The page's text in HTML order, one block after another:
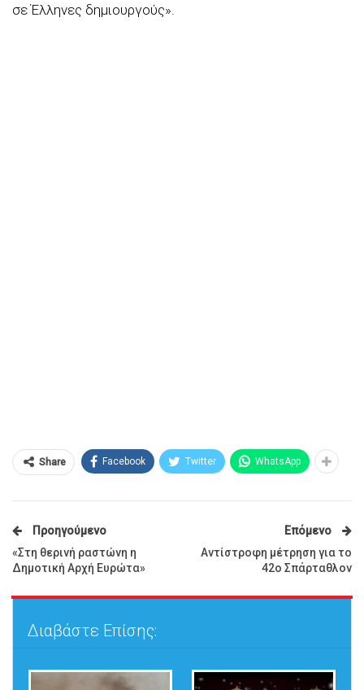
σε Έλληνες δημιουργούς»
Share Facebook Twitter WhatsApp
Προηγούμενο
«Στη θερινή ραστώνη η
Δημοτική Αρχή Ευρώτα»
Επόμενο
Αντίστροφη μέτρηση για το
42ο Σπάρταθλον
Διαβάστε Επίσης: